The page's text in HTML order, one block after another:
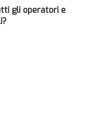
gli operatori e